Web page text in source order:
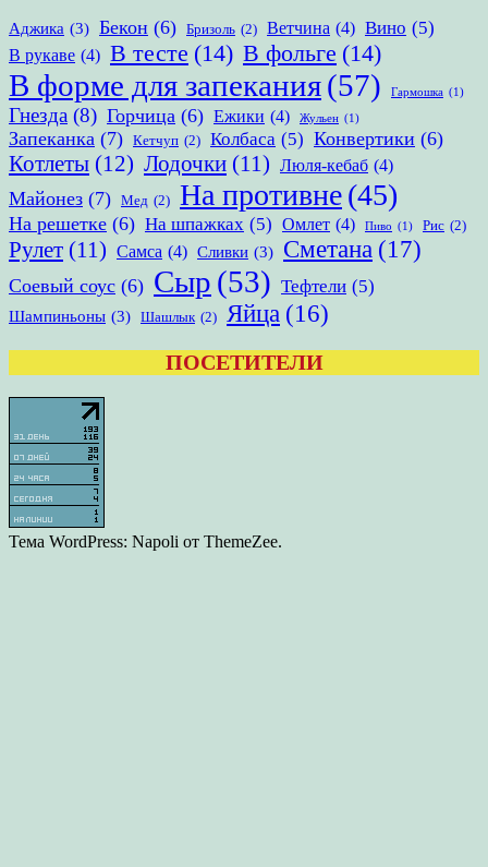
Аджика (3) Бекон (6) Бризоль (2) Ветчина (4) Вино (5)
В рукаве (4) В тесте (14) В фольге (14)
В форме для запекания(57) Гармошка (1)
Гнезда (8) Горчица (6) Ежики (4) Жульен (1)
Запеканка (7) Кетчуп (2) Колбаса (5) Конвертики (6)
Котлеты (12) Лодочки (11) Люля-кебаб (4)
Майонез (7) Мед (2) На противне(45)
На решетке (6) На шпажках (5) Омлет (4) Пиво (1) Рис (2)
Рулет (11) Самса (4) Сливки (3) Сметана (17)
Соевый соус (6) Сыр (53) Тефтели (5)
Шампиньоны (3) Шашлык (2) Яйца (16)
ПОСЕТИТЕЛИ
Тема WordPress: Napoli от ThemeZee.